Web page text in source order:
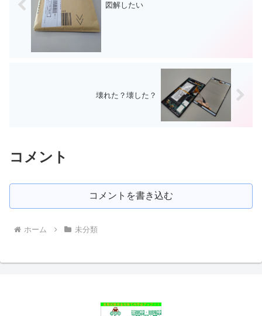
図解したい
壊れた？壊した？
コメント
コメントを書き込む
ホーム 未分類